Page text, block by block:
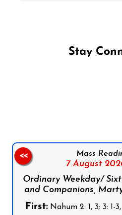
Stay
Mass
7 August
Ordinary Weekday/
and Companions,
First: Nahum 2: 1, 3; 3: 1-
<<